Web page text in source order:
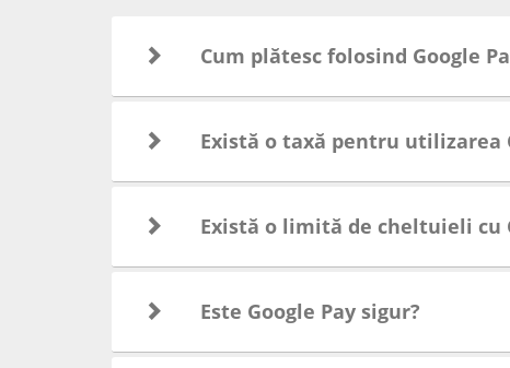
Cum plătesc folosind Google
Există o taxă pentru utilizarea
Există o limită de cheltuieli cu
Este Google Pay sigur?